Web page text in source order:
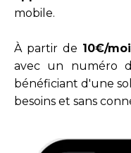
mobile.
À partir de 10€/
avec un numéro
bénéficiant d'une
besoins et sans